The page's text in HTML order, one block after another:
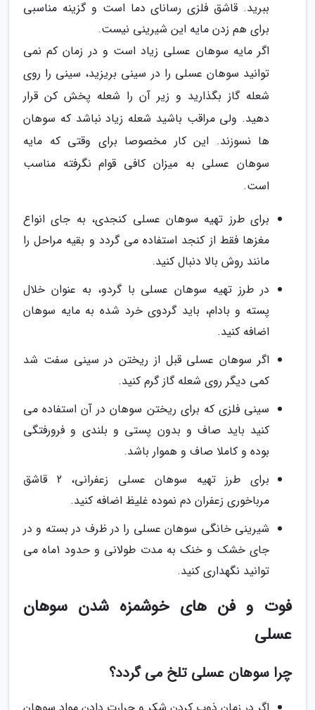
ببرید. قاشق فلزی رسانای دما است و گزینه مناسبی
برای هم زدن مایه این شیرینی نیست.
اگر مایه سوهان عسلی زیاد است و در زمان کم نمی
توانید سوهان عسلی را در سینی بریزید، سینی را روی
شعله گاز بگذارید و زیر آن را شعله پخش کن قرار
دهید. ولی مراقب باشید شعله زیاد نباشد که سوهان
ها نسوزند. این کار مخصوصا برای وقتی که مایه
سوهان عسلی به میزان کافی قوام نگرفته مناسب
است.
برای طرز تهیه سوهان عسلی کنجدی، به جای انواع
مغزها فقط از کنجد استفاده می گردد و بقیه مراحل را
مانند روش بالا دنبال کنید.
در طرز تهیه سوهان عسلی با گردو، به عنوان خلال
پسته و بادام، باید گردوی خرد شده به مایه سوهان
اضافه کنید.
اگر سوهان عسلی قبل از ریختن در سینی سفت شد
کمی دیگر روی شعله گاز گرم کنید.
سینی فلزی که برای ریختن سوهان در آن استفاده می
کنید باید صاف و بدون پستی و بلندی و فرورفتگی
بوده و کاملا صاف و هموار باشد.
برای طرز تهیه سوهان عسلی زعفرانی، 2 قاشق
مرباخوری زعفران دم نموده غلیظ اضافه کنید.
شیرینی خانگی سوهان عسلی را در ظرف در بسته و در
جای خشک و خنک به مدت طولانی و حدود 1ماه می
توانید نگهداری کنید.
فوت و فن های خوشمزه شدن سوهان
عسلی
چرا سوهان عسلی تلخ می گردد؟